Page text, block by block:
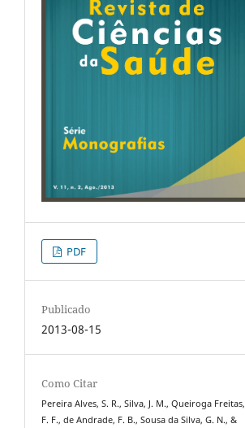
PDF
Publicado
2013-08-15
Como Citar
Pereira Alves, S. R., Silva, J. M., Queiroga Freitas,
F. F., de Andrade, F. B., Sousa da Silva, G. N., &